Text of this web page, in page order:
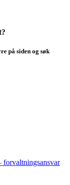
på siden og søk
forvaltningsansvar